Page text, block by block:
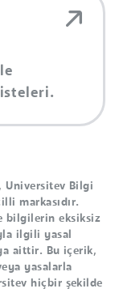
Universitev Bilgi
markasıdır.
bilgilerin eksiksiz
ilgili yasal
aittir. Bu içerik,
yasalarla
hiçbir şekilde